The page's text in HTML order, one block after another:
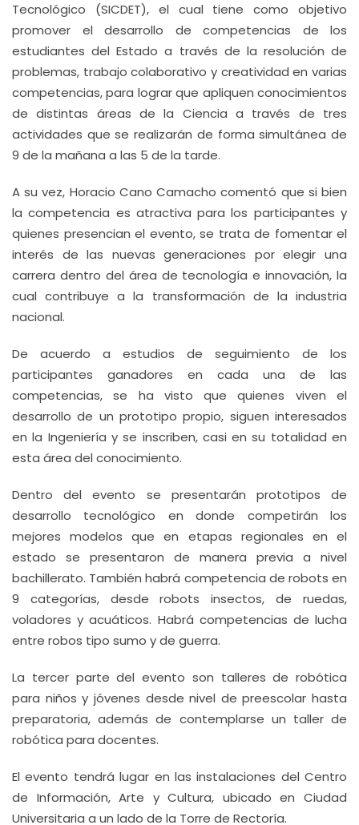
Tecnológico (SICDET), el cual tiene como objetivo
promover el desarrollo de competencias de los
estudiantes del Estado a través de la resolución de
problemas, trabajo colaborativo y creatividad en varias
competencias, para lograr que apliquen conocimientos
de distintas áreas de la Ciencia a través de tres
actividades que se realizarán de forma simultánea de
9 de la mañana a las 5 de la tarde.
A su vez, Horacio Cano Camacho comentó que si bien
la competencia es atractiva para los participantes y
quienes presencian el evento, se trata de fomentar el
interés de las nuevas generaciones por elegir una
carrera dentro del área de tecnología e innovación, la
cual contribuye a la transformación de la industria
nacional.
De acuerdo a estudios de seguimiento de los
participantes ganadores en cada una de las
competencias, se ha visto que quienes viven el
desarrollo de un prototipo propio, siguen interesados
en la Ingeniería y se inscriben, casi en su totalidad en
esta área del conocimiento.
Dentro del evento se presentarán prototipos de
desarrollo tecnológico en donde competirán los
mejores modelos que en etapas regionales en el
estado se presentaron de manera previa a nivel
bachillerato. También habrá competencia de robots en
9 categorías, desde robots insectos, de ruedas,
voladores y acuáticos. Habrá competencias de lucha
entre robos tipo sumo y de guerra.
La tercer parte del evento son talleres de robótica
para niños y jóvenes desde nivel de preescolar hasta
preparatoria, además de contemplarse un taller de
robótica para docentes.
El evento tendrá lugar en las instalaciones del Centro
de Información, Arte y Cultura, ubicado en Ciudad
Universitaria a un lado de la Torre de Rectoría.